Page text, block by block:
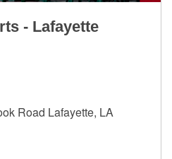
- Lafayette
Road Lafayette, LA